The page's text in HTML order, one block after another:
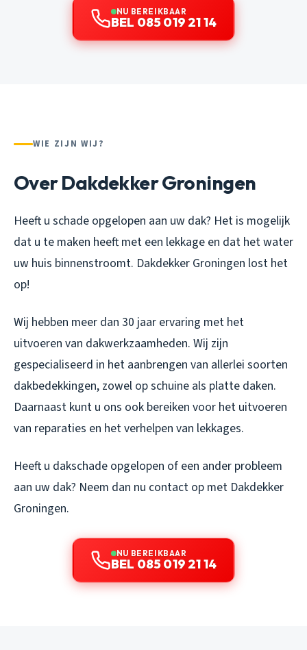
NU BEREIKBAAR
BEL 085 019 21 14
WIE ZIJN WIJ?
Over Dakdekker Groningen
Heeft u schade opgelopen aan uw dak? Het is mogelijk
dat u te maken heeft met een lekkage en dat het water
uw huis binnenstroomt. Dakdekker Groningen lost het
op!
Wij hebben meer dan 30 jaar ervaring met het
uitvoeren van dakwerkzaamheden. Wij zijn
gespecialiseerd in het aanbrengen van allerlei soorten
dakbedekkingen, zowel op schuine als platte daken.
Daarnaast kunt u ons ook bereiken voor het uitvoeren
van reparaties en het verhelpen van lekkages.
Heeft u dakschade opgelopen of een ander probleem
aan uw dak? Neem dan nu contact op met Dakdekker
Groningen.
NU BEREIKBAAR
BEL 085 019 21 14